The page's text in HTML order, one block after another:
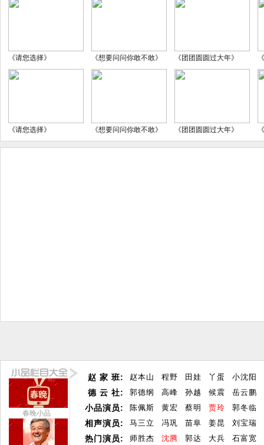
《请您选择》 《想要问问你敢不敢》 《团团圆圆过大年》
《请您选择》 《想要问问你敢不敢》 《团团圆圆过大年》
春晚小品
赵 家 班:
德 云 社:
小品演员:
相声演员:
热门演员:
赵本山 程野 田娃 丫蛋
小沈阳
郭德纲
高峰 孙越 候震
岳云鹏
陈佩斯
黄宏 蔡明 贾玲
郭冬临
马三立
冯巩 苗阜 姜昆
刘宝瑞
师胜杰
沈腾 郭达 大兵 石富宽